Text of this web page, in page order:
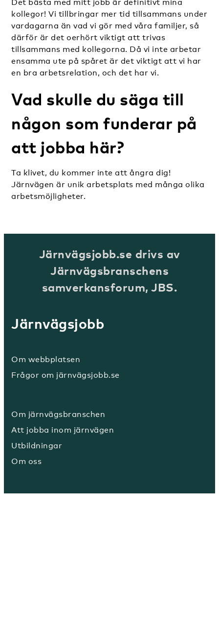
Det bästa med mitt jobb är definitivt mina
kollegor! Vi tillbringar mer tid tillsammans under
vardagarna än vad vi gör med våra familjer, så
därför är det oerhört viktigt att trivas
tillsammans med kollegorna. Då vi inte arbetar
ensamma ute på spåret är det viktigt att vi har
en bra arbetsrelation, och det har vi.
Vad skulle du säga till
någon som funderar på
att jobba här?
Ta klivet, du kommer inte att ångra dig!
Järnvägen är unik arbetsplats med många olika
arbetsmöjligheter.
Järnvägsjobb.se drivs av
Järnvägsbranschens
samverkansforum, JBS.
Järnvägsjobb
Om webbplatsen
Frågor om järnvägsjobb.se
Om järnvägsbranschen
Att jobba inom järnvägen
Utbildningar
Om oss